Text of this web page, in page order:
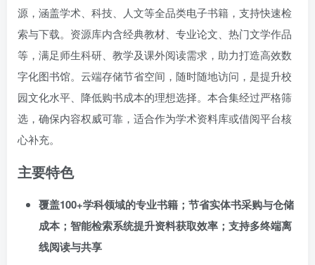
源，涵盖学术、科技、人文等全品类电子书籍，支持快速检
索与下载。资源库内含经典教材、专业论文、热门文学作品
等，满足师生科研、教学及课外阅读需求，助力打造高效数
字化图书馆。云端存储节省空间，随时随地访问，是提升校
园文化水平、降低购书成本的理想选择。本合集经过严格筛
选，确保内容权威可靠，适合作为学术资料库或借阅平台核
心补充。
主要特色
覆盖100+学科领域的专业书籍；节省实体书采购与仓储
成本；智能检索系统提升资料获取效率；支持多终端离
线阅读与共享